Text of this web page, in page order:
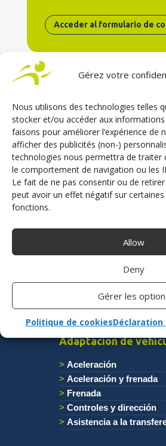
Gérez votre
Nous utilisons des technologies telles
stocker et/ou accéder aux
faisons pour améliorer l’expérience de
afficher des publicités (non-)
technologies nous permettra de traiter
le comportement de navigation ou les
Le fait de ne pas consentir ou de
peut avoir un effet négatif sur
fonctions.
Allow
Deny
Gérer les
Politique de cookies
Acceder al formulario de
Fabricante francés de ayudas a la
soluciones para autoescuelas
Adaptacíon de
Aceleración
Aceleración y frenada
Frenada
Controles y dirección
Asistencia a la